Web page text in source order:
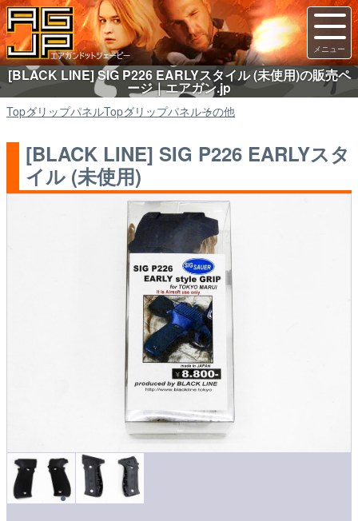
[BLACK LINE] SIG P226 EARLYスタイル (未使用)の販売ペ
ージ｜エアガン.jp
TopグリップパネルTopグリップパネルその他
[BLACK LINE] SIG P226 EARLYスタ
イル (未使用)